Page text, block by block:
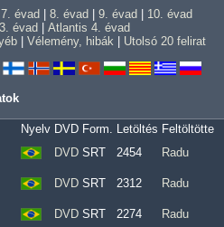
7. évad 8. évad 9. évad
10. évad
évad
Atlantis 4. évad
| Vélemény, hibák| Utolsó 20 felirat
Nyelv DVD Form. Letöltés Feltöltötte
DVD SRT 2454 Radu
DVD SRT 2312 Radu
DVD SRT 2274 Radu